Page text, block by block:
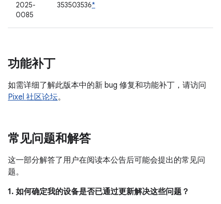
2025-
0085
353503536*
功能补丁
如需详细了解此版本中的新 bug 修复和功能补丁，请访问
Pixel 社区论坛。
常见问题和解答
这一部分解答了用户在阅读本公告后可能会提出的常见问
题。
1. 如何确定我的设备是否已通过更新解决这些问题？